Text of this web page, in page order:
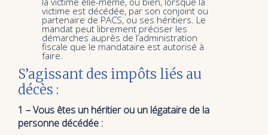
victime est décédée, par son conjoint ou
partenaire de PACS, ou ses héritiers. Le
mandat peut librement préciser les
démarches auprès de l’administration
fiscale que le mandataire est autorisé à
faire.
S’agissant des impôts liés au
décès :
1 – Vous êtes un héritier ou un légataire de la
personne décédée :